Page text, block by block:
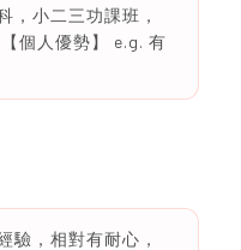
，小二三功課班，
個人優勢】 e.g. 有
驗，相對有耐心，